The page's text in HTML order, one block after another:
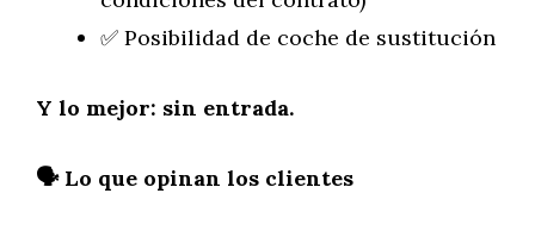
✅ Posibilidad de coche de sustitución
Y lo mejor: sin entrada.
🗣️ Lo que opinan los clientes